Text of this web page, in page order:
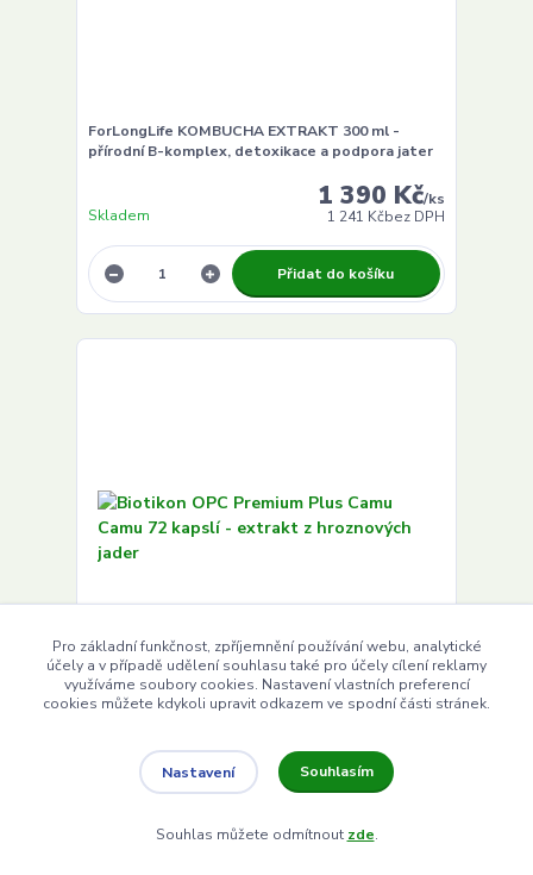
ForLongLife KOMBUCHA EXTRAKT 300 ml -
přírodní B-komplex, detoxikace a podpora jater
1 390 Kč/ks
1 241 Kčbez DPH
Skladem
Přidat do košíku
Biotikon OPC Premium Plus Camu Camu 72 kapslí
1 360 Kč
Pro základní funkčnost, zpříjemnění používání webu, analytické
účely a v případě udělení souhlasu také pro účely cílení reklamy
využíváme soubory cookies. Nastavení vlastních preferencí
cookies můžete kdykoli upravit odkazem ve spodní části stránek.
Nastavení Souhlasím
Souhlas můžete odmítnout zde.